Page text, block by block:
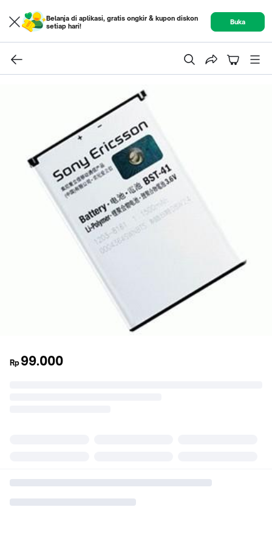
Belanja di aplikasi, gratis ongkir & kupon diskon
setiap hari!
Buka
Rp 99.000